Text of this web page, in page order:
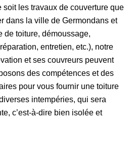
soit les travaux de couverture que
dans la ville de Germondans et
de toiture, démoussage,
entretien, etc.), notre
et ses couvreurs peuvent
des compétences et des
pour vous fournir une toiture
intempéries, qui sera
c’est-à-dire bien isolée et